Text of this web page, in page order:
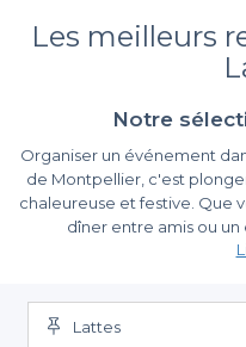
Les meilleurs
Notre
Organiser un événement
de Montpellier, c'est
chaleureuse et festive. Que
dîner entre amis ou
établissements proposent
danse font partie
Profitez de
En utilisantPrivateaser
Lattes